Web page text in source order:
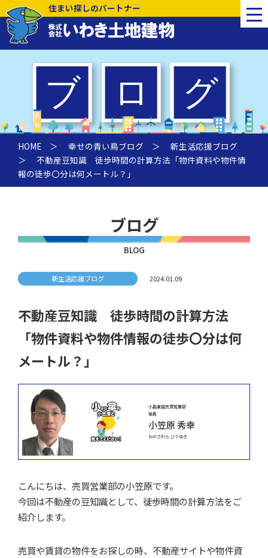
住まい探しのパートナー
HOME ＞ 幸せの青い鳥ブログ ＞ 新生活応援ブログ
＞ 不動産豆知識 徒歩時間の計算方法「物件資料や物件情
報の徒歩〇分は何メートル？」
ブログ
BLOG
新生活応援ブログ 2024.01.09
不動産豆知識 徒歩時間の計算方法
「物件資料や物件情報の徒歩〇分は何
メートル？」
小島東店売買営業部
係長
小笠原 秀幸
おがさわら ひでゆき
こんにちは、売買営業部の小笠原です。
今回は不動産の豆知識として、徒歩時間の計算方法をご
紹介します。
売買や賃貸の物件をお探しの時、不動産サイトや物件資